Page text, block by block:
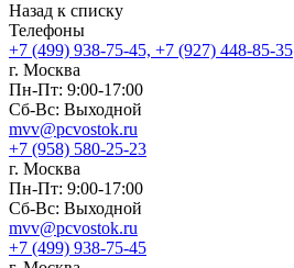
Назад к списку
Телефоны
+7 (499) 938-75-45, +7 (927) 448-85-35
г. Москва
Пн-Пт: 9:00-17:00
Сб-Вс: Выходной
mvv@pcvostok.ru
+7 (958) 580-25-23
г. Москва
Пн-Пт: 9:00-17:00
Сб-Вс: Выходной
mvv@pcvostok.ru
+7 (499) 938-75-45